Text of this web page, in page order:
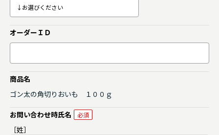
オーダーＩＤ
商品名
ゴン太の角切りおいも １００ｇ
お問い合わせ時氏名
［姓］